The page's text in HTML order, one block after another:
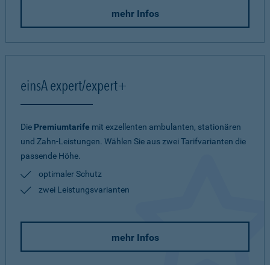
mehr Infos
einsA expert/expert+
Die Premiumtarife mit exzellenten ambulanten, stationären
und Zahn-Leistungen. Wählen Sie aus zwei Tarifvarianten die
passende Höhe.
optimaler Schutz
zwei Leistungsvarianten
mehr Infos